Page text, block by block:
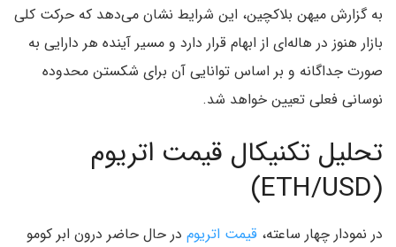
به گزارش میهن بلاکچین، این شرایط نشان می‌دهد که حرکت کلی
بازار هنوز در هاله‌ای از ابهام قرار دارد و مسیر آینده هر دارایی به
صورت جداگانه و بر اساس توانایی آن برای شکستن محدوده
نوسانی فعلی تعیین خواهد شد.
تحلیل تکنیکال قیمت اتریوم
(ETH/USD)
در نمودار چهار ساعته، قیمت اتریوم در حال حاضر درون ابر کومو